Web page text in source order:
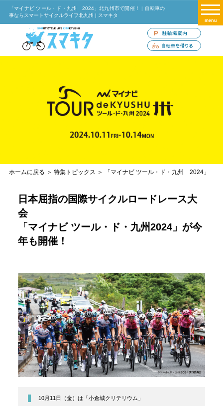
「マイナビ ツール・ド・九州 2024」北九州市で開催！ | 自転車の
事ならスマートサイクルライフ北九州 | スマキタ
menu
ホームに戻る ＞ 特集トピックス ＞ 「マイナビ ツール・ド・九州 2024」
日本屈指の国際サイクルロードレース大
会
「マイナビ ツール・ド・九州2024」が今
年も開催！
10月11日（金）は「小倉城クリテリウム」